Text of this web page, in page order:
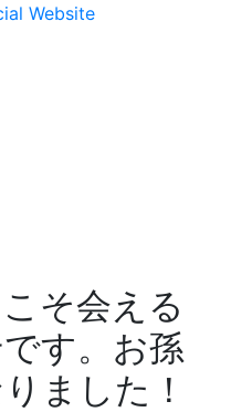
Website
そ会える
す。お孫
ました！